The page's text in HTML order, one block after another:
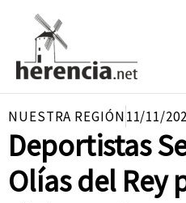
contenido
NUESTRA REGIÓN11/11/
Deportistas
Olías del Rey